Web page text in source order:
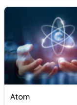
Atom